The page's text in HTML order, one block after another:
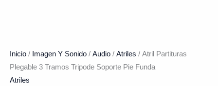
Inicio / Imagen Y Sonido / Audio / Atriles / Atril Partituras
Plegable 3 Tramos Tripode Soporte Pie Funda
Atriles